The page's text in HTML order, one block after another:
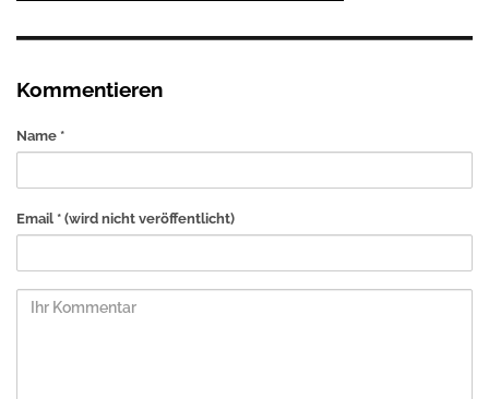
Kommentieren
Name *
Email * (wird nicht veröffentlicht)